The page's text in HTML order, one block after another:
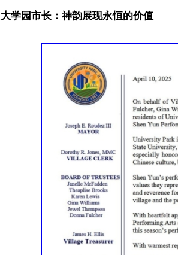
大学园市长：神韵展现永恒的价值